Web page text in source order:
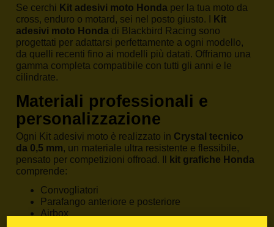
Se cerchi Kit adesivi moto Honda per la tua moto da
cross, enduro o motard, sei nel posto giusto. I
Kit
adesivi moto Honda di Blackbird Racing sono
progettati per adattarsi perfettamente a ogni modello,
da quelli recenti fino ai modelli più datati. Offriamo una
gamma completa compatibile con tutti gli anni e le
cilindrate.
Materiali professionali e
personalizzazione
Ogni Kit adesivi moto è realizzato in Crystal tecnico
da 0,5 mm, un materiale ultra resistente e flessibile,
pensato per competizioni offroad. Il
kit grafiche Honda
comprende:
Convogliatori
Parafango anteriore e posteriore
Airbox